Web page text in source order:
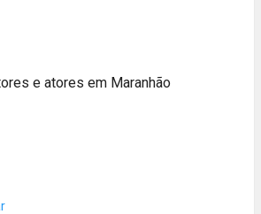
e atores em Maranhão